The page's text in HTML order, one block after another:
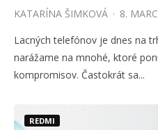
KATARÍNA ŠIMKOVÁ · 8.
Lacných telefónov je dnes na
narážame na mnohé, ktoré
kompromisov. Častokrát sa...
REDMI